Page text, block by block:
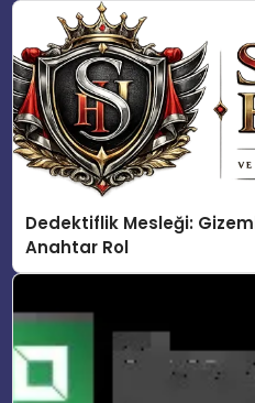
Dedektiflik Mesleği:
Anahtar Rol